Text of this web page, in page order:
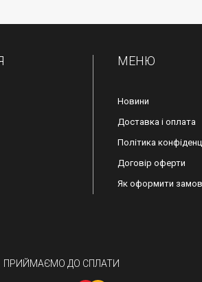
МЕНЮ
Новини
Доставка і оплата
Політика
Договір оферти
Як оформити
ПРИЙМАЄМО ДО СПЛАТИ